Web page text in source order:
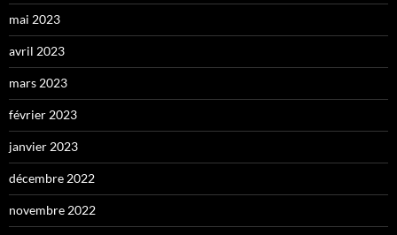
mai 2023
avril 2023
mars 2023
février 2023
janvier 2023
décembre 2022
novembre 2022